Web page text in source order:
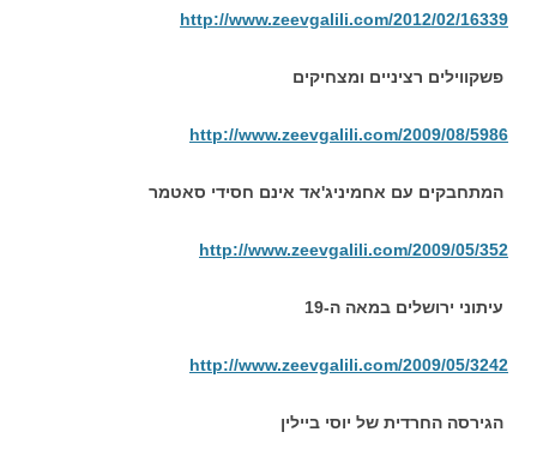
http://www.zeevgalili.com/2012/02/16339
פשקווילים רציניים ומצחיקים
http://www.zeevgalili.com/2009/08/5986
המתחבקים עם אחמיניג'אד אינם חסידי סאטמר
http://www.zeevgalili.com/2009/05/352
עיתוני ירושלים במאה ה-19
http://www.zeevgalili.com/2009/05/3242
הגירסה החרדית של יוסי ביילין